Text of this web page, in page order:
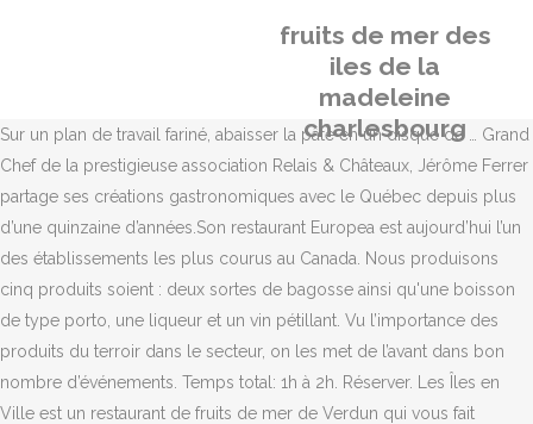
fruits de mer des
iles de la
madeleine
charlesbourg
Sur un plan de travail fariné, abaisser la pâte en un disque de … Grand
Chef de la prestigieuse association Relais & Châteaux, Jérôme Ferrer
partage ses créations gastronomiques avec le Québec depuis plus
d’une quinzaine d’années.Son restaurant Europea est aujourd’hui l’un
des établissements les plus courus au Canada. Nous produisons
cinq produits soient : deux sortes de bagosse ainsi qu'une boisson
de type porto, une liqueur et un vin pétillant. Vu l’importance des
produits du terroir dans le secteur, on les met de l’avant dans bon
nombre d’événements. Temps total: 1h à 2h. Réserver. Les Îles en
Ville est un restaurant de fruits de mer de Verdun qui vous fait